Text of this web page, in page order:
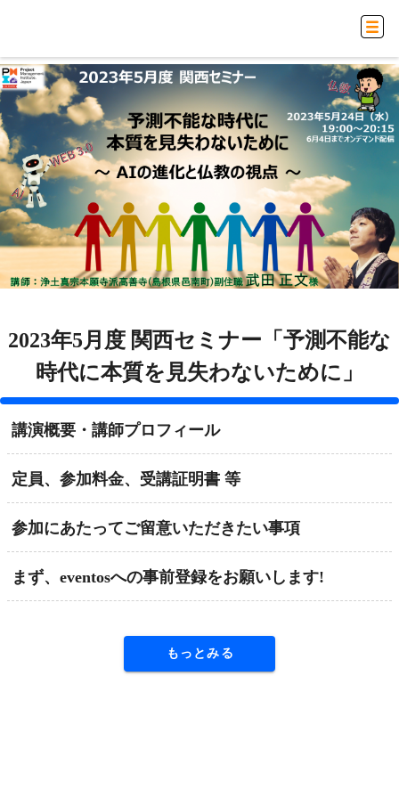
2023年5月度 関西セミナー「予測不能な
時代に本質を見失わないために」
講演概要・講師プロフィール
定員、参加料金、受講証明書 等
参加にあたってご留意いただきたい事項
まず、eventosへの事前登録をお願いします!
もっとみる